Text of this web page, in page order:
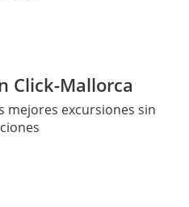
Click-Mallorca
mejores excursiones sin